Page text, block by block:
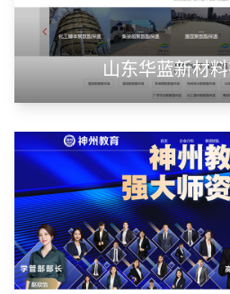
山东华蓝新材